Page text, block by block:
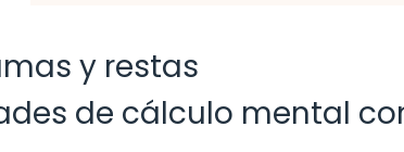
y restas
de cálculo mental